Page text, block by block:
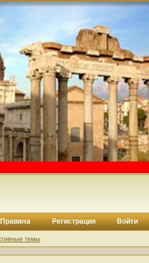
Правила Регистрация Войти
темы